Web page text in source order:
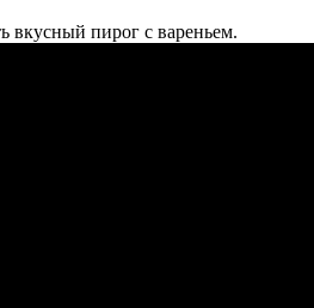
вкусный пирог с вареньем.